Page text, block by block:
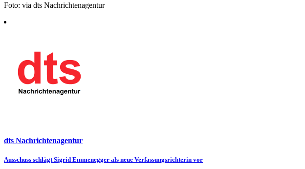
Foto: via dts Nachrichtenagentur
dts Nachrichtenagentur
Beitragsnavigation
Ausschuss schlägt Sigrid Emmenegger als neue Verfassungsrichterin vor